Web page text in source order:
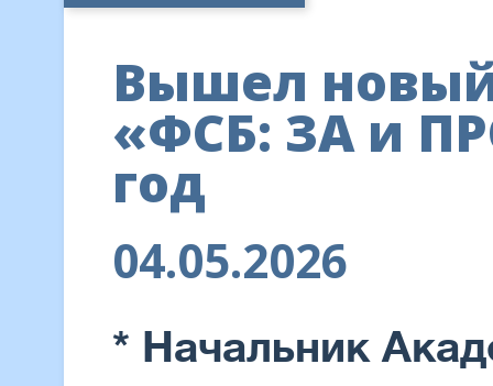
Вышел
«ФСБ: ЗА и
год
04.05.2026
* Начальник